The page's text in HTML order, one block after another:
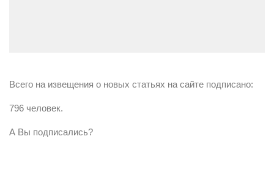
Всего на извещения о новых статьях на сайте подписано:
796 человек.
А Вы подписались?